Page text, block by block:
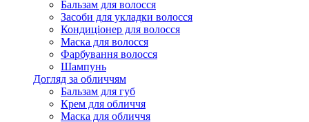
Бальзам для волосся
Засоби для укладки волосся
Кондиціонер для волосся
Маска для волосся
Фарбування волосся
Шампунь
Догляд за обличчям
Бальзам для губ
Крем для обличчя
Маска для обличчя